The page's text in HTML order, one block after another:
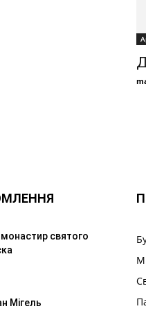
монастир святого
Мігель